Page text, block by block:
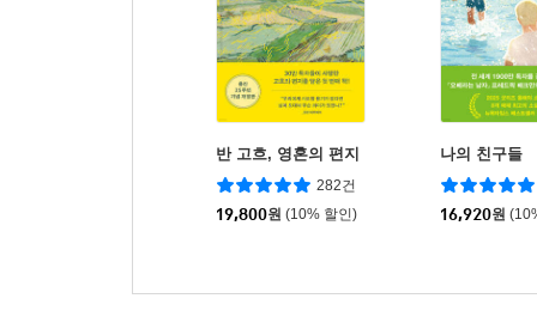
반 고흐, 영혼의 편지
282건
19,800원 (10% 할인)
나의 친구들
16,920원